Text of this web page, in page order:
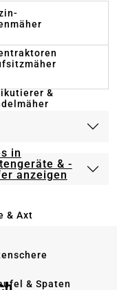
&
in
& -
anzeigen
& Axt
& Spaten